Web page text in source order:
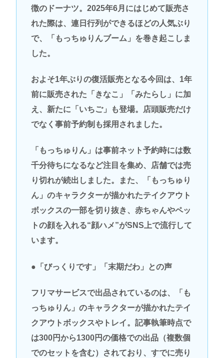
徴のドーナツ。2025年6月にはじめて販売さ
れた際は、連日行列ができるほどの人気ぶり
で、「もっちゅりんブーム」を巻き起こしま
した。
およそ1年ぶりの復活販売となる今回は、1年
前に販売された「きなこ」「みたらし」に加
え、新たに「いちご」も登場。店頭販売だけ
でなく事前予約制も採用されました。
「もっちゅりん」は事前ネット予約時には数
千分待ちになるなど注目を集め、店舗では売
り切れが続出しました。また、「もっちゅり
ん」のキャラクターが描かれたテイクアウト
ボックスの一部を切り抜き、赤ちゃんやペッ
トの顔を入れる“顔ハメ”がSNS上で流行して
います。
●「びっくりです」「末期だわ」との声
フリマサービスで出品されているのは、「も
っちゅりん」のキャラクターが描かれたテイ
クアウトボックスやトレイ。記事執筆時点で
は300円から1300円の価格での出品（複数個
でのセットを含む）されており、すでに売り